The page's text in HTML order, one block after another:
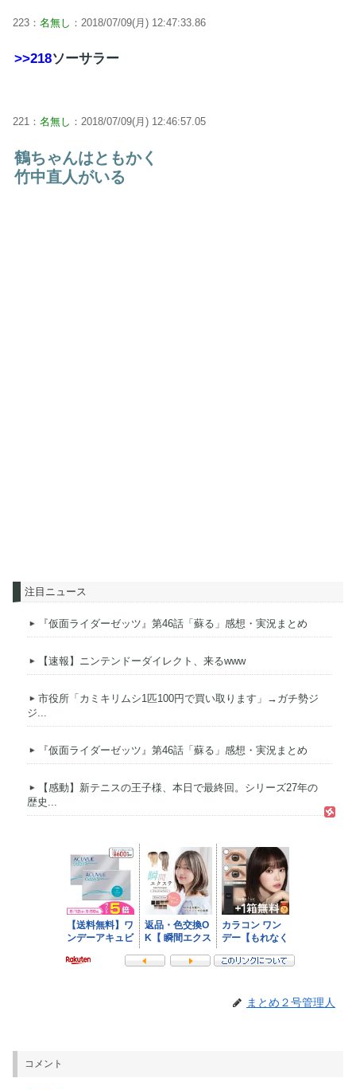
223： 名無し ：2018/07/09(月) 12:47:33.86
>>218ソーサラー
221： 名無し ：2018/07/09(月) 12:46:57.05
鶴ちゃんはともかく
竹中直人がいる
注目ニュース
『仮面ライダーゼッツ』第46話「蘇る」感想・実況まとめ
【速報】ニンテンドーダイレクト、来るwww
市役所「カミキリムシ1匹100円で買い取ります」→ガチ勢ジ
ジ...
『仮面ライダーゼッツ』第46話「蘇る」感想・実況まとめ
【感動】新テニスの王子様、本日で最終回。シリーズ27年の
歴史...
まとめ２号管理人
コメント